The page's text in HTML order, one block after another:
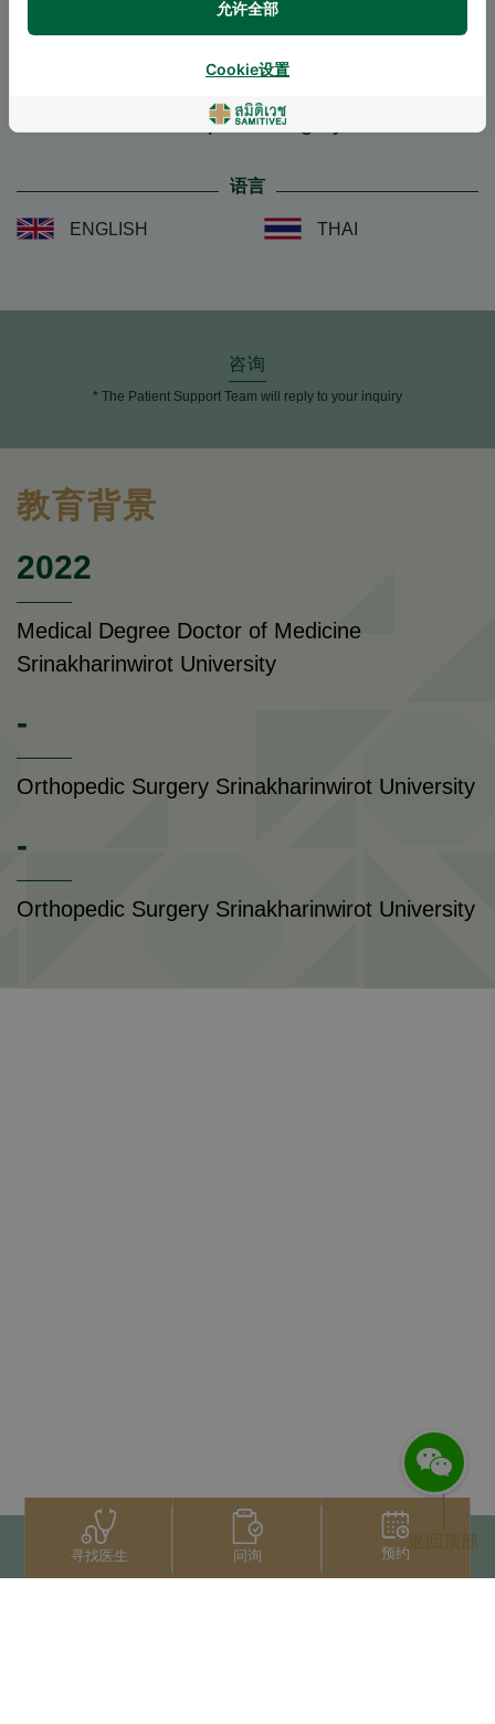
SANGAPHUNCHAI, M.D.
Orthopedic Surgery
语言
ENGLISH THAI
咨询
* The Patient Support Team will reply to your inquiry
教育背景
2022
Medical Degree Doctor of Medicine
Srinakharinwirot University
-
Orthopedic Surgery Srinakharinwirot University
-
Orthopedic Surgery Srinakharinwirot University
寻找医生 问询 预约
返回顶部
允许全部
Cookie设置